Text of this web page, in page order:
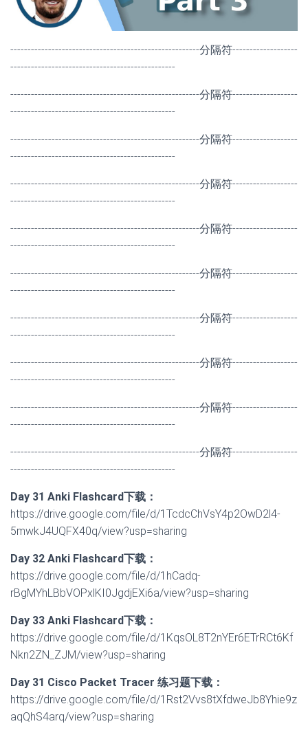
-------------------------------------------------------分隔符-------------------
------------------------------------------------
-------------------------------------------------------分隔符-------------------
------------------------------------------------
-------------------------------------------------------分隔符-------------------
------------------------------------------------
-------------------------------------------------------分隔符-------------------
------------------------------------------------
-------------------------------------------------------分隔符-------------------
------------------------------------------------
-------------------------------------------------------分隔符-------------------
------------------------------------------------
-------------------------------------------------------分隔符-------------------
------------------------------------------------
-------------------------------------------------------分隔符-------------------
------------------------------------------------
-------------------------------------------------------分隔符-------------------
------------------------------------------------
-------------------------------------------------------分隔符-------------------
------------------------------------------------
Day 31 Anki Flashcard下载：
https://drive.google.com/file/d/1TcdcChVsY4p2OwD2l4-
5mwkJ4UQFX40q/view?usp=sharing
Day 32 Anki Flashcard下载：
https://drive.google.com/file/d/1hCadq-
rBgMYhLBbVOPxlKI0JgdjEXi6a/view?usp=sharing
Day 33 Anki Flashcard下载：
https://drive.google.com/file/d/1KqsOL8T2nYEr6ETrRCt6Kf
Nkn2ZN_ZJM/view?usp=sharing
Day 31 Cisco Packet Tracer 练习题下载：
https://drive.google.com/file/d/1Rst2Vvs8tXfdweJb8Yhie9z
aqQhS4arq/view?usp=sharing